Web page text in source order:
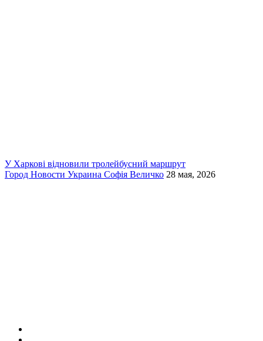
У Харкові відновили тролейбусний маршрут
Город Новости Украина Софія Величко 28 мая, 2026